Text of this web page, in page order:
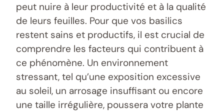
peut nuire à leur productivité et à la qualité
de leurs feuilles. Pour que vos basilics
restent sains et productifs, il est crucial de
comprendre les facteurs qui contribuent à
ce phénomène. Un environnement
stressant, tel qu’une exposition excessive
au soleil, un arrosage insuffisant ou encore
une taille irrégulière, poussera votre plante